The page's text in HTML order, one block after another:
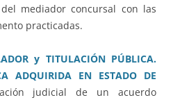
mediador concursal con las
practicadas.
y TITULACIÓN PÚBLICA.
ADQUIRIDA EN ESTADO DE
judicial de un acuerdo